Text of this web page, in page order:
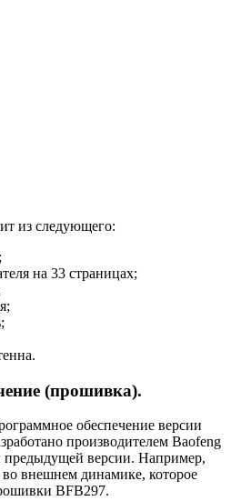
из следующего:
на 33 страницах;
(прошивка).
обеспечение версии
производителем Baofeng
версии. Например,
во внешнем динамике, которое
BFB297.